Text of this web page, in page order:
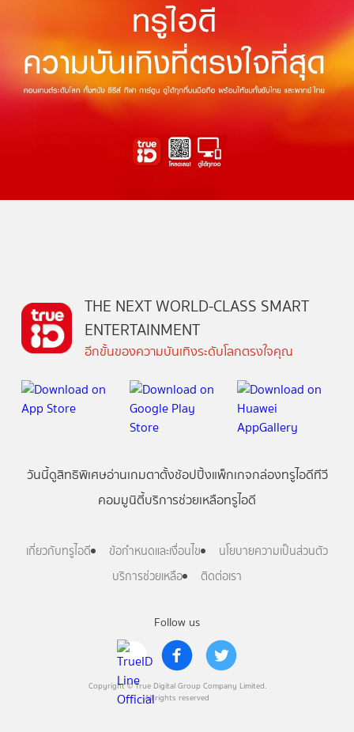
Follow us
Copyright © True Digital Group Company Limited.
All rights reserved
THE NEXT WORLD-CLASS SMART
ENTERTAINMENT
อีกขั้นของความบันเทิงระดับโลกตรงใจคุณ
วันนี้ดูสิทธิพิเศษอ่านเกมตาตั้งช้อปปิ้งแพ็กเกจกล่องทรูไอดีทีวี
คอมมูนิตี้บริการช่วยเหลือทรูไอดี
เกี่ยวกับทรูไอดี ข้อกำหนดและเงื่อนไข
นโยบายความเป็นส่วนตัว
บริการช่วยเหลือ
ติดต่อเรา